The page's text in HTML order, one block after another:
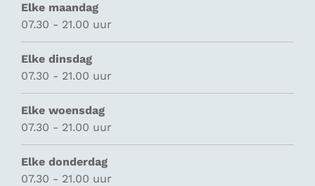
Elke maandag
07.30 - 21.00 uur
Elke dinsdag
07.30 - 21.00 uur
Elke woensdag
07.30 - 21.00 uur
Elke donderdag
07.30 - 21.00 uur